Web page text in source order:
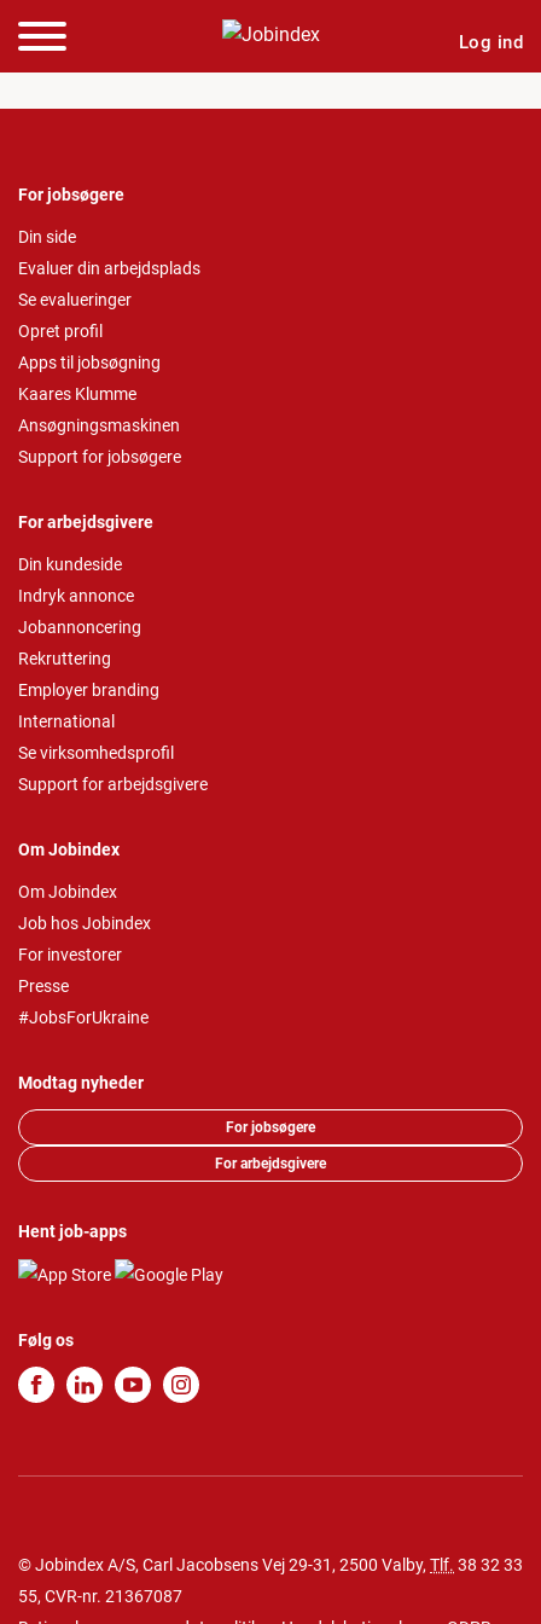
Log ind
For jobsøgere
Din side
Evaluer din arbejdsplads
Se evalueringer
Opret profil
Apps til jobsøgning
Kaares Klumme
Ansøgningsmaskinen
Support for jobsøgere
For arbejdsgivere
Din kundeside
Indryk annonce
Jobannoncering
Rekruttering
Employer branding
International
Se virksomhedsprofil
Support for arbejdsgivere
Om Jobindex
Om Jobindex
Job hos Jobindex
For investorer
Presse
#JobsForUkraine
Modtag nyheder
For jobsøgere
For arbejdsgivere
Hent job-apps
Følg os
© Jobindex A/S, Carl Jacobsens Vej 29-31, 2500 Valby, Tlf. 38 32 33
55, CVR-nr. 21367087